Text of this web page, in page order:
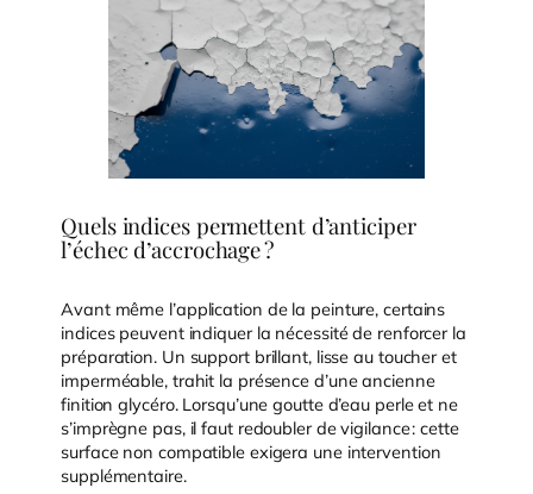
Quels indices permettent d’anticiper
l’échec d’accrochage ?
Avant même l’application de la peinture, certains
indices peuvent indiquer la nécessité de renforcer la
préparation. Un support brillant, lisse au toucher et
imperméable, trahit la présence d’une ancienne
finition glycéro. Lorsqu’une goutte d’eau perle et ne
s’imprègne pas, il faut redoubler de vigilance : cette
surface non compatible exigera une intervention
supplémentaire.